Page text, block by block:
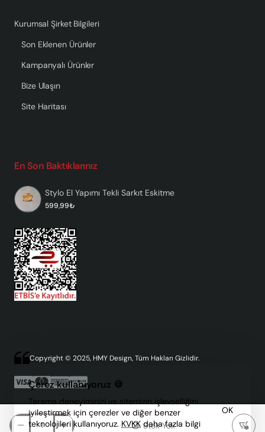
Çerez kullanıyoruz 🍪
Tarama deneyiminizi ve sitemizin işlevselliğini
iyileştirmek için çerezler ve diğer benzer
teknolojileri kullanıyoruz. KVKK daha fazla bilgi
OK
Stok Yok
Kurumsal Şirket Bilgileri
Son Eklenen Ürünler
Kampanyalı Ürünler
Bize Ulaşın
Site Haritası
En Son Baktıklarınız
Stylo El Yapımı Tekli Sarkıt Eskitme
599,99₺
Copyright © 2025, HMY Design, Tüm Hakları Gizlidir.